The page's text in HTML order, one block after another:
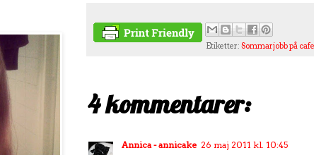
Etiketter:Sommarjobb på
4 kommentarer:
Annica - annicake 26 maj 2011 kl. 10:45